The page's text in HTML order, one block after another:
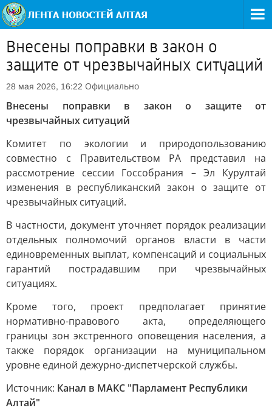
Внесены поправки в закон о
защите от чрезвычайных ситуаций
28 мая 2026, 16:22 Официально
Внесены поправки в закон о защите от
чрезвычайных ситуаций
Комитет по экологии и природопользованию
совместно с Правительством РА представил на
рассмотрение сессии Госсобрания – Эл Курултай
изменения в республиканский закон о защите от
чрезвычайных ситуаций.
В частности, документ уточняет порядок реализации
отдельных полномочий органов власти в части
единовременных выплат, компенсаций и социальных
гарантий пострадавшим при чрезвычайных
ситуациях.
Кроме того, проект предполагает принятие
нормативно-правового акта, определяющего
границы зон экстренного оповещения населения, а
также порядок организации на муниципальном
уровне единой дежурно-диспетчерской службы.
Источник: Канал в МАКС "Парламент Республики
Алтай"